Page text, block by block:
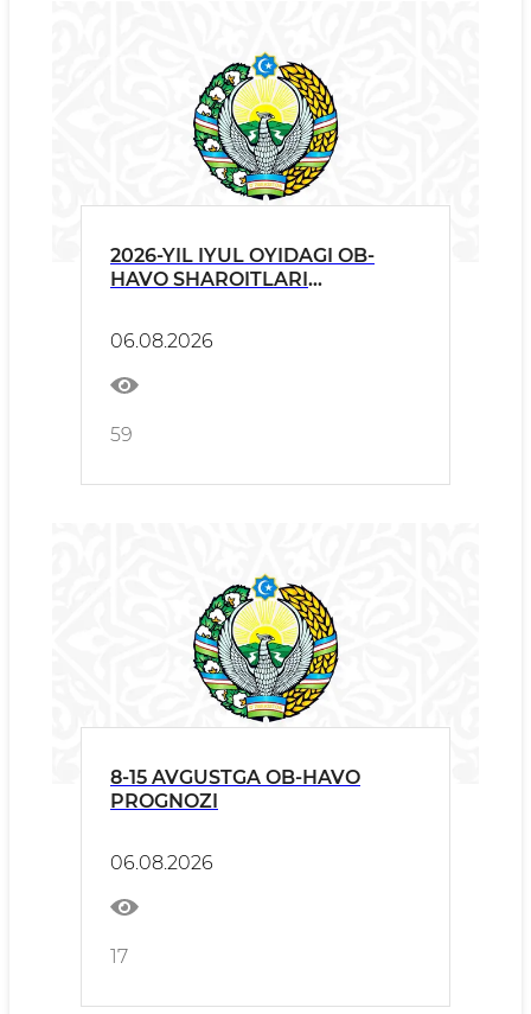
2026-YIL IYUL OYIDAGI OB-
HAVO SHAROITLARI
06.08.2026
59
8-15 AVGUSTGA OB-HAVO
PROGNOZI
06.08.2026
17